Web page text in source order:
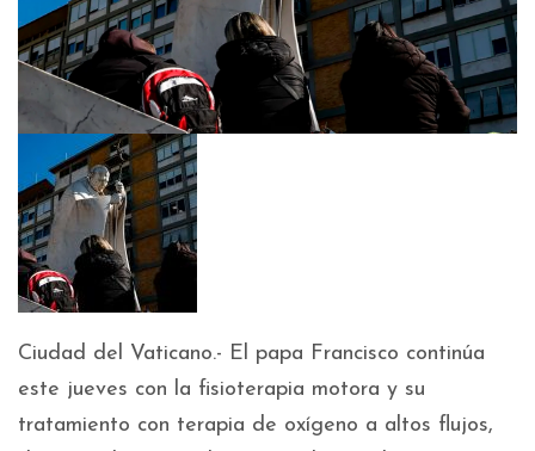
Ciudad del Vaticano.- El papa Francisco continúa
este jueves con la fisioterapia motora y su
tratamiento con terapia de oxígeno a altos flujos,